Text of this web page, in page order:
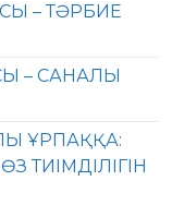
– ТӘРБИЕ
– САНАЛЫ
ҰРПАҚҚА:
ТИІМДІЛІГІН